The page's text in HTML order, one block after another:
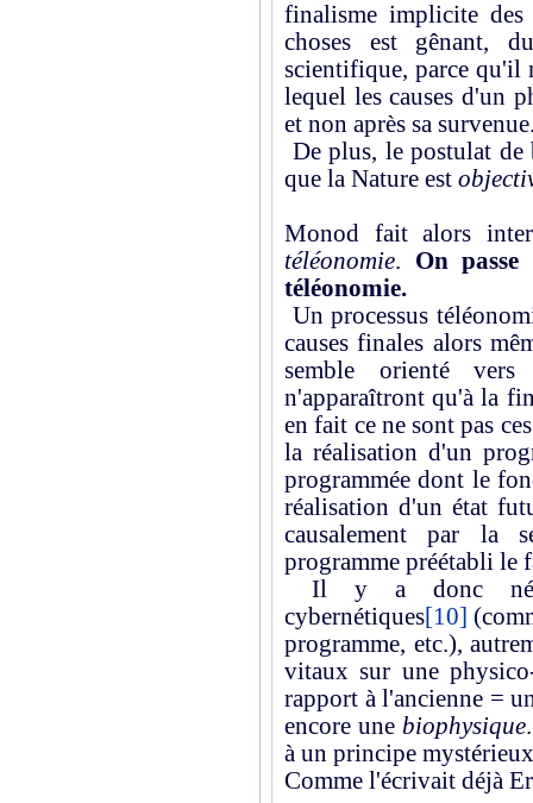
finalisme implicite
choses est gênant,
scientifique, parce qu'il
lequel les causes d'un
et non après sa
De plus, le postulat de
que la Nature est
Monod fait alors
téléonomie. On
téléonomie.
Un processus
causes finales alors
semble orienté
n'apparaîtront qu'à la
en fait ce ne sont pas
la réalisation d'un
programmée dont le
réalisation d'un état
causalement par la
programme préétabli le
Il y a donc
cybernétiques[10]
programme, etc.),
vitaux sur une
rapport à l'ancienne =
encore unebiophysique
à un principe
Comme l'écrivait déjà